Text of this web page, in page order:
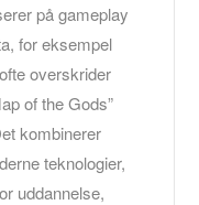
på gameplay
for eksempel
overskrider
of the Gods”
kombinerer
teknologier,
uddannelse,